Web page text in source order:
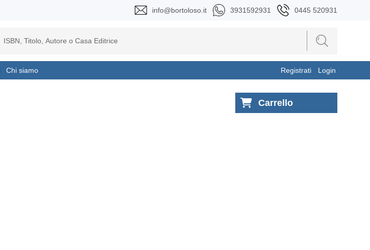
info@bortoloso.it 3931592931 0445 520931
Chi siamo Registrati Login
Carrello